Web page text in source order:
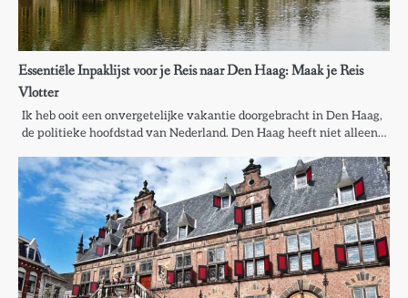
Essentiële Inpaklijst voor je Reis naar Den Haag: Maak je Reis
Vlotter
Ik heb ooit een onvergetelijke vakantie doorgebracht in Den Haag,
de politieke hoofdstad van Nederland. Den Haag heeft niet alleen…